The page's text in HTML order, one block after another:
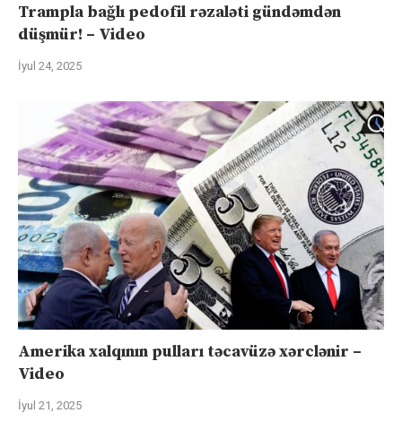
Trampla bağlı pedofil rəzaləti gündəmdən
düşmür! – Video
İyul 24, 2025
Amerika xalqının pulları təcavüzə xərclənir –
Video
İyul 21, 2025